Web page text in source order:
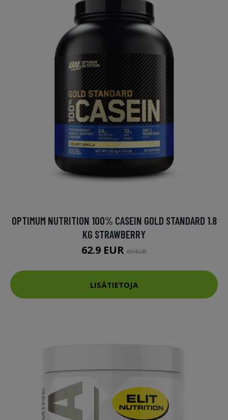
OPTIMUM NUTRITION 100% CASEIN GOLD STANDARD 1.8
KG STRAWBERRY
62.9 EUR 69 EUR
LISÄTIETOJA